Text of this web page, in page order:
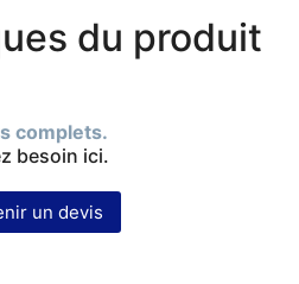
du produit
complets.
besoin ici.
un devis